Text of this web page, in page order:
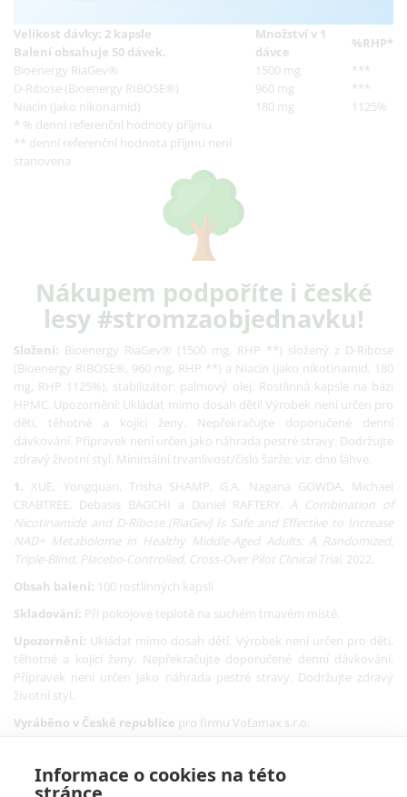
Informace o cookies na této
Velikost dávky: 2 kapsle
Balení obsahuje 50 dávek.
Množství v 1
dávce
%RHP*
Bioenergy RiaGev®
1500 mg
***
D-Ribose (Bioenergy RIBOSE®)
960 mg
***
Niacin (jako nikonamid)
180 mg
1125%
* % denní referenční hodnoty příjmu
** denní referenční hodnota příjmu není
stanovena
Nákupem podpoříte i české
lesy #stromzaobjednavku!
Složení: Bioenergy RiaGev® (1500 mg, RHP **) složený z D-Ribose
(Bioenergy RIBOSE®, 960 mg, RHP **) a Niacin (jako nikotinamid, 180
mg, RHP 1125%), stabilizátor: palmový olej. Rostlinná kapsle na bázi
HPMC. Upozornění: Ukládat mimo dosah dětí! Výrobek není určen pro
děti, těhotné a kojící ženy. Nepřekračujte doporučené denní
dávkování. Přípravek není určen jako náhrada pestré stravy. Dodržujte
zdravý životní styl. Minimální trvanlivost/číslo šarže: viz. dno láhve.
1. XUE, Yongquan, Trisha SHAMP, G.A. Nagana GOWDA, Michael
CRABTREE, Debasis BAGCHI a Daniel RAFTERY. A Combination of
Nicotinamide and D-Ribose (RiaGev) Is Safe and Effective to Increase
NAD+ Metabolome in Healthy Middle-Aged Adults: A Randomized,
Triple-Blind, Placebo-Controlled, Cross-Over Pilot Clinical Trial. 2022.
Obsah balení: 100 rostlinných kapslí
Skladování: Při pokojové teplotě na suchém tmavém místě.
Upozornění: Ukládat mimo dosah dětí. Výrobek není určen pro děti,
těhotné a kojící ženy. Nepřekračujte doporučené denní dávkování.
Přípravek není určen jako náhrada pestré stravy. Dodržujte zdravý
životní styl.
Vyráběno v České republice pro firmu Votamax s.r.o.